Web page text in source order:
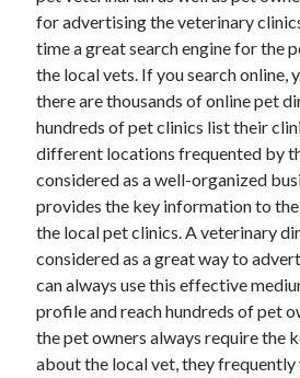
for advertising the veterinary
time a great search engine for the
the local vets. If you search online,
there are thousands of online pet
hundreds of pet clinics list their
different locations frequented by
considered as a well-organized
provides the key information to
the local pet clinics. A veterinary
considered as a great way to
can always use this effective
profile and reach hundreds of pet
the pet owners always require the
about the local vet, they